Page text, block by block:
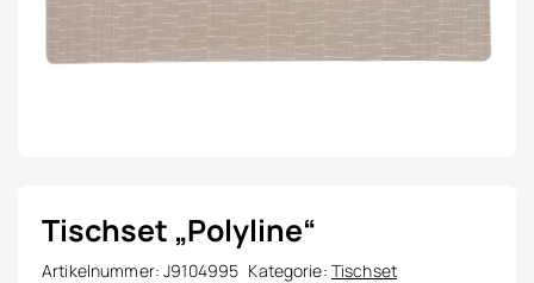
Tischset „Polyline“
Artikelnummer:J9104995 Kategorie: Tischset